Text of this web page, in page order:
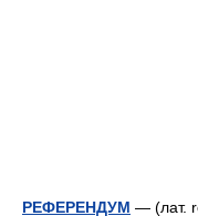
РЕФЕРЕНДУМ — (лат.